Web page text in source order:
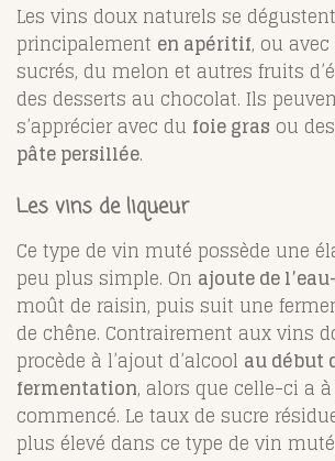
Les vins doux naturels se dégustent
principalement en apéritif, ou
sucrés, du melon et autres fruits
des desserts au chocolat. Ils
s’apprécier avec du foie gras ou des
pâte persillée.
Les vins de liqueur
Ce type de vin muté possède une
peu plus simple. On ajoute de
moût de raisin, puis suit une
de chêne. Contrairement aux vins
procède à l’ajout d’alcool au début
fermentation, alors que celle-ci a
commencé. Le taux de sucre
plus élevé dans ce type de vin